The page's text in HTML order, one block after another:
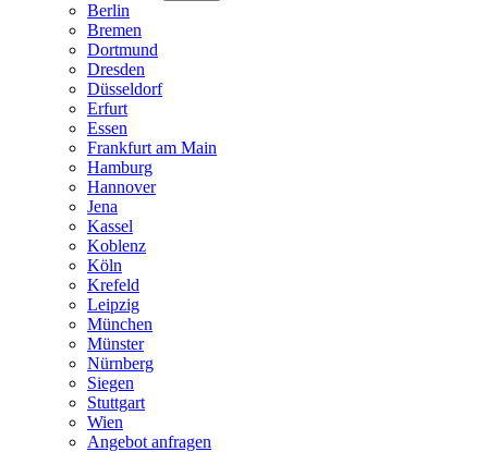
Berlin
Bremen
Dortmund
Dresden
Düsseldorf
Erfurt
Essen
Frankfurt am Main
Hamburg
Hannover
Jena
Kassel
Koblenz
Köln
Krefeld
Leipzig
München
Münster
Nürnberg
Siegen
Stuttgart
Wien
Angebot anfragen